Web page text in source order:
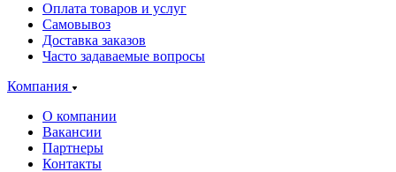
Оплата товаров и услуг
Самовывоз
Доставка заказов
Часто задаваемые вопросы
Компания
О компании
Вакансии
Партнеры
Контакты